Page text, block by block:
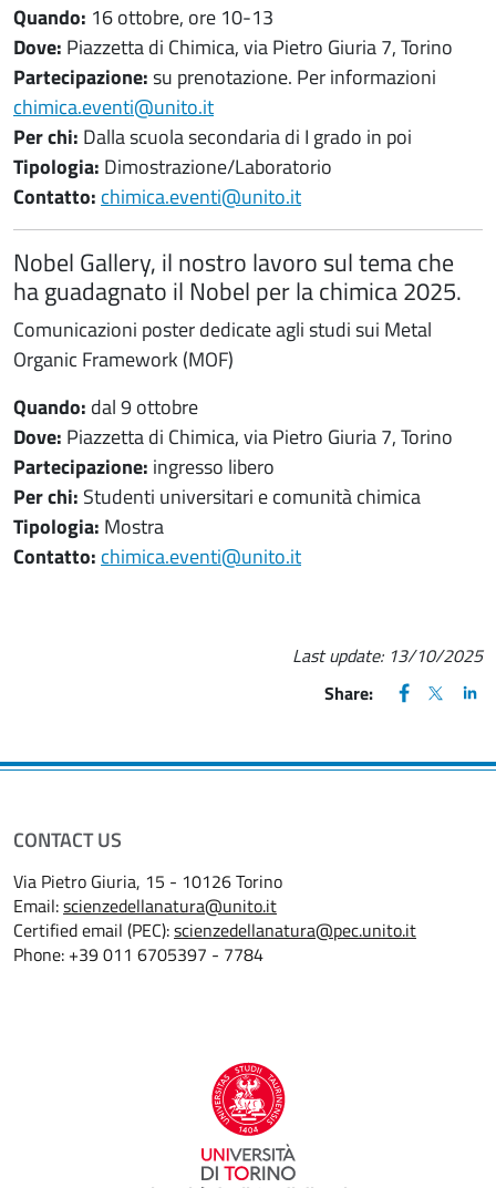
Quando: 16 ottobre, ore 10-13
Dove: Piazzetta di Chimica, via Pietro Giuria 7, Torino
Partecipazione:su prenotazione. Per informazioni
chimica.eventi@unito.it
Per chi: Dalla scuola secondaria di I grado in poi
Tipologia: Dimostrazione/Laboratorio
Contatto: chimica.eventi@unito.it
Nobel Gallery, il nostro lavoro sul tema che
ha guadagnato il Nobel per la chimica 2025.
Comunicazioni poster dedicate agli studi sui Metal
Organic Framework (MOF)
Quando: dal 9 ottobre
Dove: Piazzetta di Chimica, via Pietro Giuria 7, Torino
Partecipazione: ingresso libero
Per chi: Studenti universitari e comunità chimica
Tipologia: Mostra
Contatto: chimica.eventi@unito.it
Last update: 13/10/2025
Share:
FACEBOOK
(apre una
X
(apre
CONTACT US
Via Pietro Giuria, 15 - 10126 Torino
Email:scienzedellanatura@unito.it
Certified email (PEC):scienzedellanatura@pec.unito.it
Phone: +39 011 6705397 - 7784